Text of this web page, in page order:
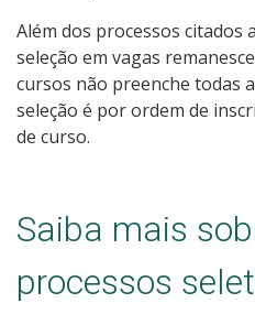
Além dos processos citados
seleção em vagas
cursos não preenche todas
seleção é por ordem de
de curso.
Saiba mais
processos